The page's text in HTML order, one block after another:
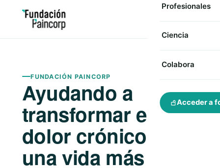
Profesionales
Ciencia
Colabora
Acceder a
FUNDACIÓN PAINCORP
Ayudando a
transformar el
dolor crónico en
una vida más